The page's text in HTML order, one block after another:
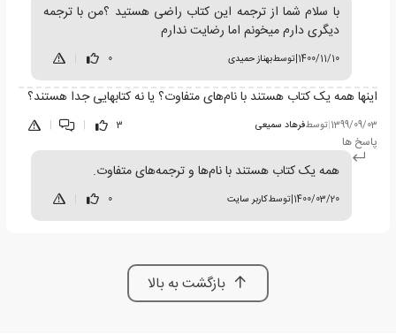
با سلام شما از ترجمه این کتاب راضی هستید ؟من با ترجمه
دیگری دارم میخونم اما رضایت ندارم
1400/11/10
|توسطبهناز حمیدی 0
اینها همه یک کتاب هستند با نام‌های متفاوت؟ یا نه کتابهایی جدا هستند؟
1399/09/03
|توسطفرهاد سمیعی 3
|
|
پاسخ ها
همه یک کتاب هستند با نام‌ها و ترجمه‌های متفاوت.
1400/03/20
|توسطکاربر سایت 0
بازگشت به بالا